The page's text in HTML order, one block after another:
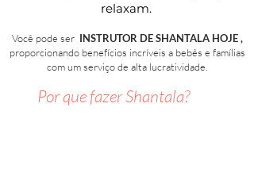
relaxam.
Você pode ser INSTRUTOR DE SHANTALA HOJE,
proporcionando benefícios incríveis a bebês e famílias
com um serviço de alta lucratividade.
Por que fazer Shantala?